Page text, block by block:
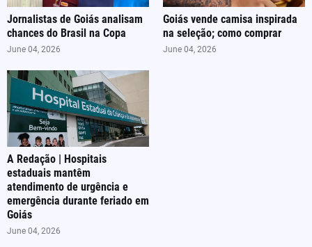
Jornalistas de Goiás analisam
chances do Brasil na Copa
June 04, 2026
Goiás vende camisa inspirada
na seleção; como comprar
June 04, 2026
A Redação | Hospitais
estaduais mantêm
atendimento de urgência e
emergência durante feriado em
Goiás
June 04, 2026